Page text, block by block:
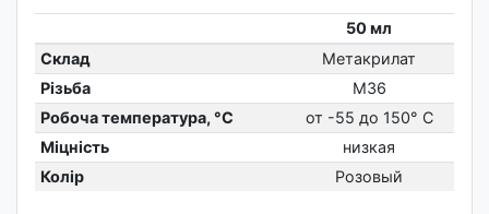
50 мл
Склад
Метакрилат
Різьба
М36
Робоча температура, °C
от -55 до 150° C
Міцність
низкая
Колір
Розовый